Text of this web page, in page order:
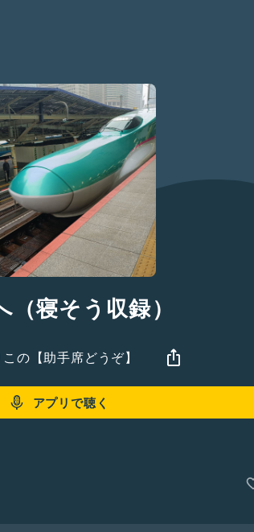
（寝そう収録）
の【助手席どうぞ】
アプリで聴く